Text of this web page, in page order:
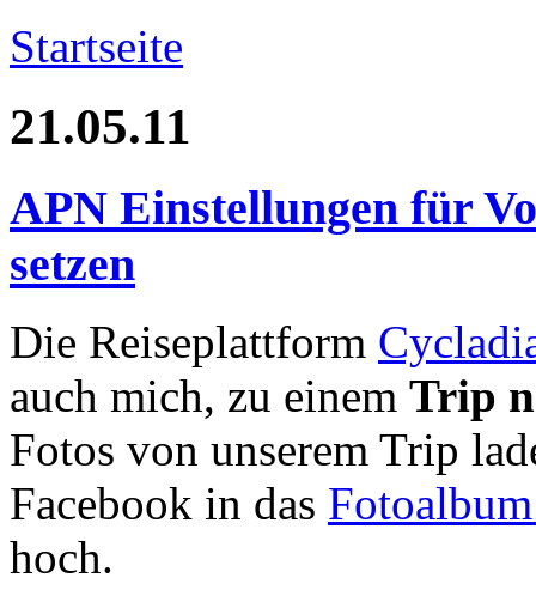
Startseite
21.05.11
APN Einstellungen für
setzen
Die Reiseplattform
auch mich, zu einem Trip
Fotos von unserem Trip
Facebook in das
hoch.